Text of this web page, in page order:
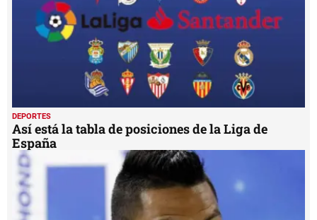
DEPORTES
Así está la tabla de posiciones de la Liga de
España